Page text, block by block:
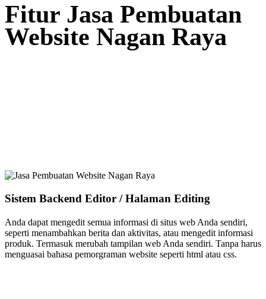
Fitur Jasa Pembuatan
Website Nagan Raya
Sistem Backend Editor / Halaman Editing
Anda dapat mengedit semua informasi di situs web Anda sendiri,
seperti menambahkan berita dan aktivitas, atau mengedit informasi
produk. Termasuk merubah tampilan web Anda sendiri. Tanpa harus
menguasai bahasa pemorgraman website seperti html atau css.